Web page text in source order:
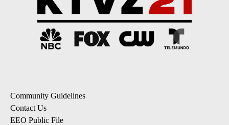
Community Guidelines
Contact Us
EEO Public File